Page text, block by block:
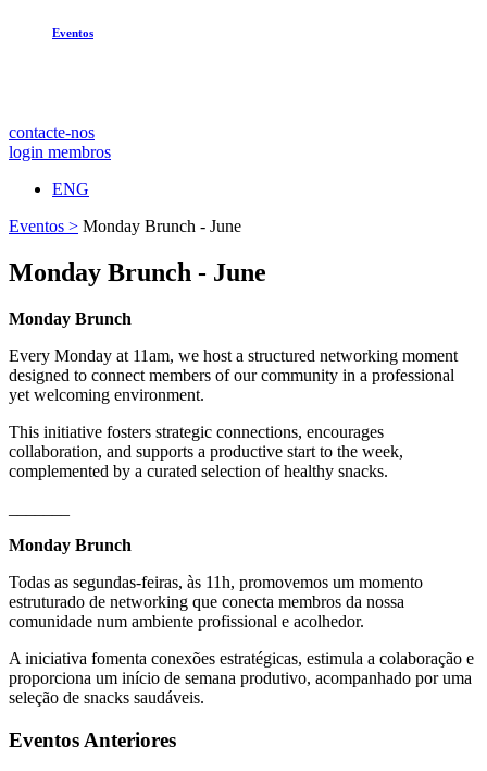
Eventos
contacte-nos
login membros
ENG
Eventos > Monday Brunch - June
Monday Brunch - June
Monday Brunch
Every Monday at 11am, we host a structured networking moment
designed to connect members of our community in a professional
yet welcoming environment.
This initiative fosters strategic connections, encourages
collaboration, and supports a productive start to the week,
complemented by a curated selection of healthy snacks.
Monday Brunch
Todas as segundas-feiras, às 11h, promovemos um momento
estruturado de networking que conecta membros da nossa
comunidade num ambiente profissional e acolhedor.
A iniciativa fomenta conexões estratégicas, estimula a colaboração e
proporciona um início de semana produtivo, acompanhado por uma
seleção de snacks saudáveis.
Eventos Anteriores